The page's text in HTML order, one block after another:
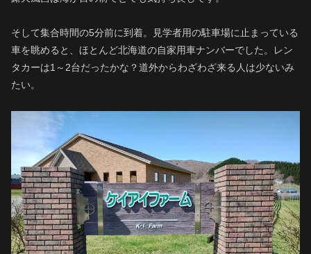
そして集合時間の5分前に到着。見学者用の駐車場に止まっている
車を眺めると、ほとんど北海道の自家用車ナンバーでした。レン
タカーは1～2台だったかな？道外からわざわざ来る人は少ないみ
たい。